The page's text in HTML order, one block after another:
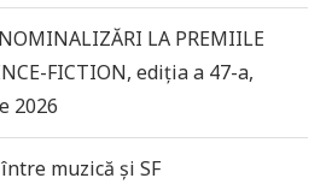
NOMINALIZĂRI LA PREMIILE
FICTION, ediția a 47-a,
2026
muzică și SF